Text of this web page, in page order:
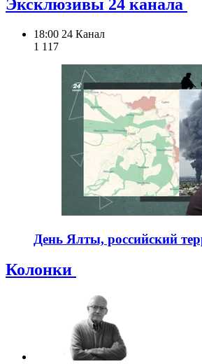
Эксклюзивы 24 канала
18:00 24 Канал
1 117
День Ялты, российский
Колонки